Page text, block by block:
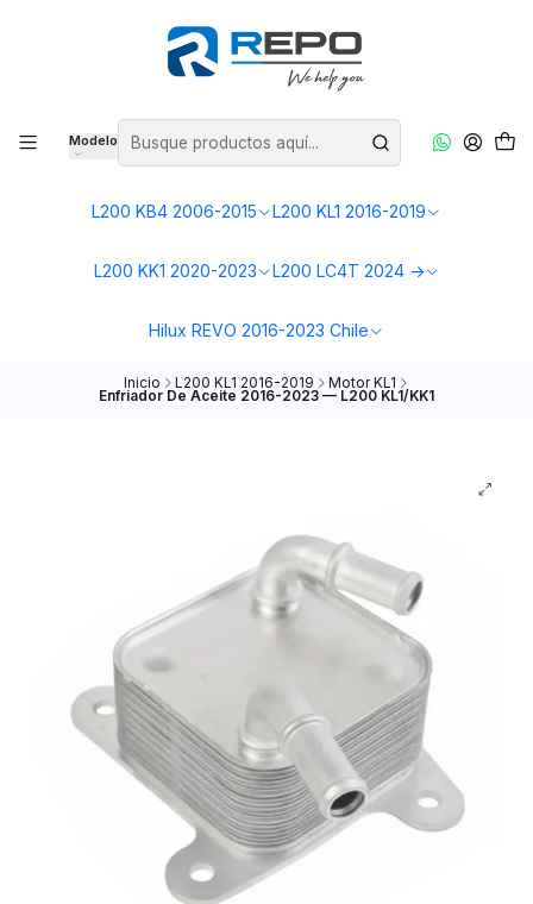
Modelo
L200 KB4 2006-2015 L200 KL1 2016-2019
L200 KK1 2020-2023 L200 LC4T 2024 ->
Hilux REVO 2016-2023 Chile
Inicio L200 KL1 2016-2019 Motor KL1
Enfriador De Aceite 2016-2023 — L200 KL1/KK1